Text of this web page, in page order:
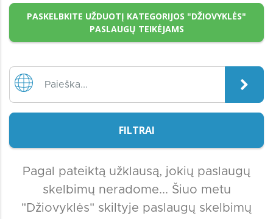
PASKELBKITE UŽDUOTĮ KATEGORIJOS "DŽIOVYKLĖS"
PASLAUGŲ TEIKĖJAMS
FILTRAI
Pagal pateiktą užklausą, jokių paslaugų
skelbimų neradome... Šiuo metu
"Džiovyklės" skiltyje paslaugų skelbimų